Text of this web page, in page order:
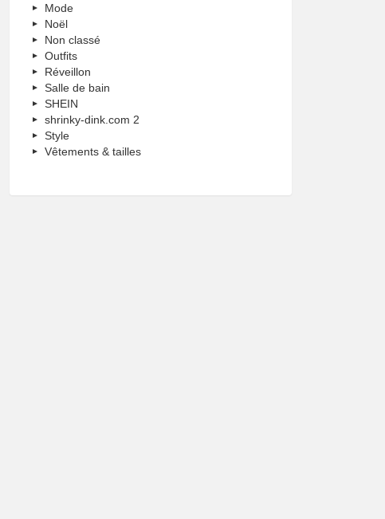
Mode
Noël
Non classé
Outfits
Réveillon
Salle de bain
SHEIN
shrinky-dink.com 2
Style
Vêtements & tailles